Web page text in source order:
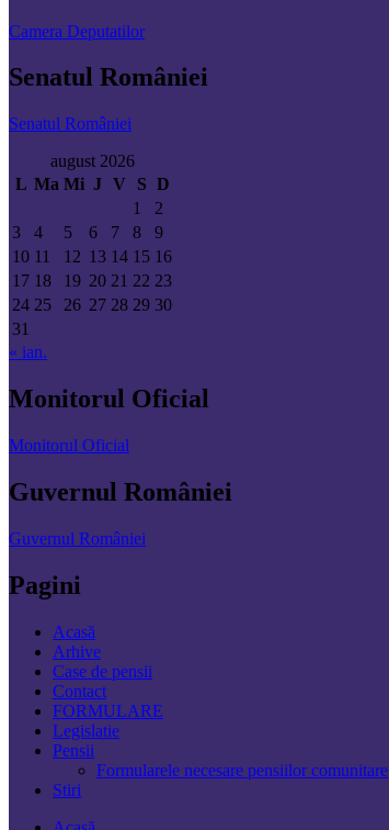
Camera Deputatilor
Senatul României
Senatul României
august 2026
L Ma Mi J V S D
1
2
3
4 5 6 7 8
9
10 11 12 13 14 15 16
17 18 19 20 21 22 23
24 25 26 27 28 29 30
31
« ian.
Monitorul Oficial
Monitorul Oficial
Guvernul României
Guvernul României
Pagini
Acasă
Arhive
Case de pensii
Contact
FORMULARE
Legislatie
Pensii
Formularele necesare pensiilor comunitare
Stiri